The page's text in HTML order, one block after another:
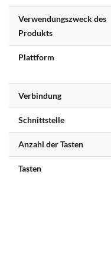
Verwendungszweck des
Produkts
Plattform
Verbindung
Schnittstelle
Anzahl der Tasten
Tasten